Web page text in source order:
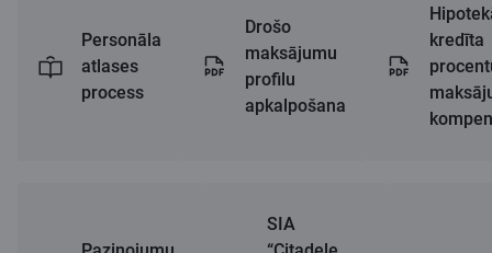
Personāla
atlases
process
Drošo
maksājumu
profilu
apkalpošana
kredīta
SIA